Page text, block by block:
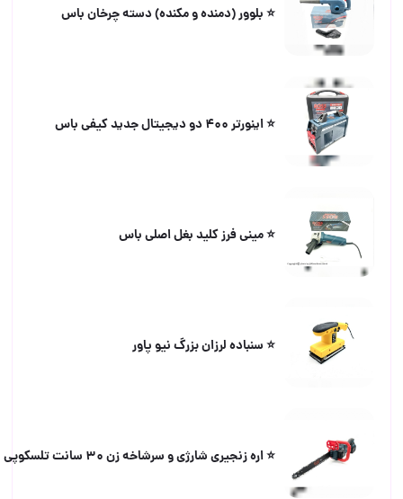
⭐️ بلوور (دمنده و مکنده) دسته چرخان باس
⭐️ اینورتر ۴۰۰ دو دیجیتال جدید کیفی باس
⭐️ مینی فرز کلید بغل اصلی باس
⭐️ سنباده لرزان بزرگ نیو پاور
⭐️ اره زنجیری شارژی و سرشاخه زن ۳۰ سانت تلسکوپی باس